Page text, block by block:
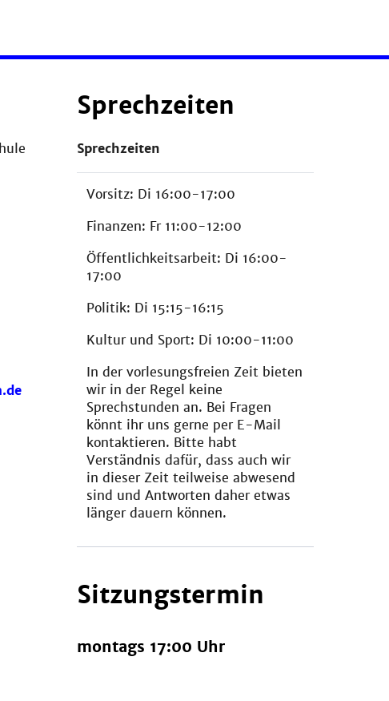
Sprechzeiten
Sprechzeiten
Vorsitz: Di 16:00-17:00
Finanzen: Fr 11:00-12:00
Öffentlichkeitsarbeit: Di 16:00-
17:00
Politik: Di 15:15-16:15
Kultur und Sport: Di 10:00-11:00
In der vorlesungsfreien Zeit bieten
wir in der Regel keine
Sprechstunden an. Bei Fragen
könnt ihr uns gerne per E-Mail
kontaktieren. Bitte habt
Verständnis dafür, dass auch wir
in dieser Zeit teilweise abwesend
sind und Antworten daher etwas
länger dauern können.
Sitzungstermin
montags 17:00 Uhr